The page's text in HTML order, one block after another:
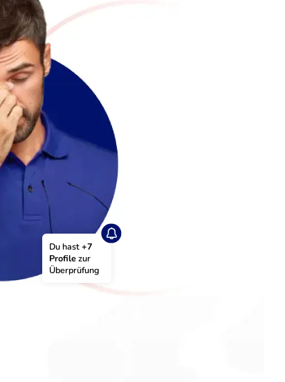
Du hast +7
Profile zur
Überprüfung